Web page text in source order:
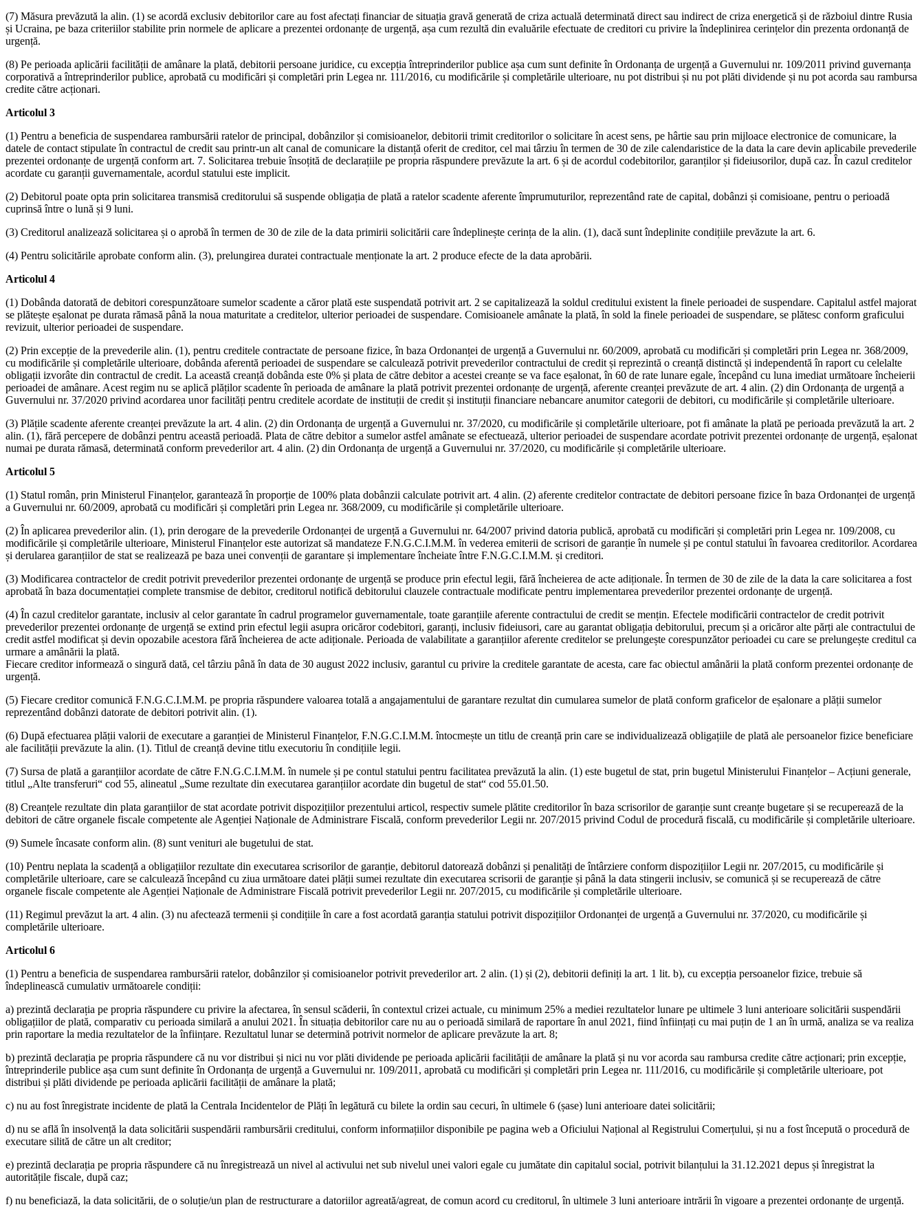
(7) Măsura prevăzută la alin. (1) se acordă exclusiv debitorilor care au fost afectați financiar de situația gravă generată de criza actuală determinată direct sau indirect de criza energetică și de războiul dintre Rusia
și Ucraina, pe baza criteriilor stabilite prin normele de aplicare a prezentei ordonanțe de urgență, așa cum rezultă din evaluările efectuate de creditori cu privire la îndeplinirea cerințelor din prezenta ordonanță de
urgență.
(8) Pe perioada aplicării facilității de amânare la plată, debitorii persoane juridice, cu excepția întreprinderilor publice așa cum sunt definite în Ordonanța de urgență a Guvernului nr. 109/2011 privind guvernanța
corporativă a întreprinderilor publice, aprobată cu modificări și completări prin Legea nr. 111/2016, cu modificările și completările ulterioare, nu pot distribui și nu pot plăti dividende și nu pot acorda sau rambursa
credite către acționari.
Articolul 3
(1) Pentru a beneficia de suspendarea rambursării ratelor de principal, dobânzilor și comisioanelor, debitorii trimit creditorilor o solicitare în acest sens, pe hârtie sau prin mijloace electronice de comunicare, la
datele de contact stipulate în contractul de credit sau printr-un alt canal de comunicare la distanță oferit de creditor, cel mai târziu în termen de 30 de zile calendaristice de la data la care devin aplicabile prevederile
prezentei ordonanțe de urgență conform art. 7. Solicitarea trebuie însoțită de declarațiile pe propria răspundere prevăzute la art. 6 și de acordul codebitorilor, garanților și fideiusorilor, după caz. În cazul creditelor
acordate cu garanții guvernamentale, acordul statului este implicit.
(2) Debitorul poate opta prin solicitarea transmisă creditorului să suspende obligația de plată a ratelor scadente aferente împrumuturilor, reprezentând rate de capital, dobânzi și comisioane, pentru o perioadă
cuprinsă între o lună și 9 luni.
(3) Creditorul analizează solicitarea și o aprobă în termen de 30 de zile de la data primirii solicitării care îndeplinește cerința de la alin. (1), dacă sunt îndeplinite condițiile prevăzute la art. 6.
(4) Pentru solicitările aprobate conform alin. (3), prelungirea duratei contractuale menționate la art. 2 produce efecte de la data aprobării.
Articolul 4
(1) Dobânda datorată de debitori corespunzătoare sumelor scadente a căror plată este suspendată potrivit art. 2 se capitalizează la soldul creditului existent la finele perioadei de suspendare. Capitalul astfel majorat
se plătește eșalonat pe durata rămasă până la noua maturitate a creditelor, ulterior perioadei de suspendare. Comisioanele amânate la plată, în sold la finele perioadei de suspendare, se plătesc conform graficului
revizuit, ulterior perioadei de suspendare.
(2) Prin excepție de la prevederile alin. (1), pentru creditele contractate de persoane fizice, în baza Ordonanței de urgență a Guvernului nr. 60/2009, aprobată cu modificări și completări prin Legea nr. 368/2009,
cu modificările și completările ulterioare, dobânda aferentă perioadei de suspendare se calculează potrivit prevederilor contractului de credit și reprezintă o creanță distinctă și independentă în raport cu celelalte
obligații izvorâte din contractul de credit. La această creanță dobânda este 0% și plata de către debitor a acestei creanțe se va face eșalonat, în 60 de rate lunare egale, începând cu luna imediat următoare încheierii
perioadei de amânare. Acest regim nu se aplică plăților scadente în perioada de amânare la plată potrivit prezentei ordonanțe de urgență, aferente creanței prevăzute de art. 4 alin. (2) din Ordonanța de urgență a
Guvernului nr. 37/2020 privind acordarea unor facilități pentru creditele acordate de instituții de credit și instituții financiare nebancare anumitor categorii de debitori, cu modificările și completările ulterioare.
(3) Plățile scadente aferente creanței prevăzute la art. 4 alin. (2) din Ordonanța de urgență a Guvernului nr. 37/2020, cu modificările și completările ulterioare, pot fi amânate la plată pe perioada prevăzută la art. 2
alin. (1), fără percepere de dobânzi pentru această perioadă. Plata de către debitor a sumelor astfel amânate se efectuează, ulterior perioadei de suspendare acordate potrivit prezentei ordonanțe de urgență, eșalonat
numai pe durata rămasă, determinată conform prevederilor art. 4 alin. (2) din Ordonanța de urgență a Guvernului nr. 37/2020, cu modificările și completările ulterioare.
Articolul 5
(1) Statul român, prin Ministerul Finanțelor, garantează în proporție de 100% plata dobânzii calculate potrivit art. 4 alin. (2) aferente creditelor contractate de debitori persoane fizice în baza Ordonanței de urgență
a Guvernului nr. 60/2009, aprobată cu modificări și completări prin Legea nr. 368/2009, cu modificările și completările ulterioare.
(2) În aplicarea prevederilor alin. (1), prin derogare de la prevederile Ordonanței de urgență a Guvernului nr. 64/2007 privind datoria publică, aprobată cu modificări și completări prin Legea nr. 109/2008, cu
modificările și completările ulterioare, Ministerul Finanțelor este autorizat să mandateze F.N.G.C.I.M.M. în vederea emiterii de scrisori de garanție în numele și pe contul statului în favoarea creditorilor. Acordarea
și derularea garanțiilor de stat se realizează pe baza unei convenții de garantare și implementare încheiate între F.N.G.C.I.M.M. și creditori.
(3) Modificarea contractelor de credit potrivit prevederilor prezentei ordonanțe de urgență se produce prin efectul legii, fără încheierea de acte adiționale. În termen de 30 de zile de la data la care solicitarea a fost
aprobată în baza documentației complete transmise de debitor, creditorul notifică debitorului clauzele contractuale modificate pentru implementarea prevederilor prezentei ordonanțe de urgență.
(4) În cazul creditelor garantate, inclusiv al celor garantate în cadrul programelor guvernamentale, toate garanțiile aferente contractului de credit se mențin. Efectele modificării contractelor de credit potrivit
prevederilor prezentei ordonanțe de urgență se extind prin efectul legii asupra oricăror codebitori, garanți, inclusiv fideiusori, care au garantat obligația debitorului, precum și a oricăror alte părți ale contractului de
credit astfel modificat și devin opozabile acestora fără încheierea de acte adiționale. Perioada de valabilitate a garanțiilor aferente creditelor se prelungește corespunzător perioadei cu care se prelungește creditul ca
urmare a amânării la plată.
Fiecare creditor informează o singură dată, cel târziu până în data de 30 august 2022 inclusiv, garantul cu privire la creditele garantate de acesta, care fac obiectul amânării la plată conform prezentei ordonanțe de
urgență.
(5) Fiecare creditor comunică F.N.G.C.I.M.M. pe propria răspundere valoarea totală a angajamentului de garantare rezultat din cumularea sumelor de plată conform graficelor de eșalonare a plății sumelor
reprezentând dobânzi datorate de debitori potrivit alin. (1).
(6) După efectuarea plății valorii de executare a garanției de Ministerul Finanțelor, F.N.G.C.I.M.M. întocmește un titlu de creanță prin care se individualizează obligațiile de plată ale persoanelor fizice beneficiare
ale facilității prevăzute la alin. (1). Titlul de creanță devine titlu executoriu în condițiile legii.
(7) Sursa de plată a garanțiilor acordate de către F.N.G.C.I.M.M. în numele și pe contul statului pentru facilitatea prevăzută la alin. (1) este bugetul de stat, prin bugetul Ministerului Finanțelor – Acțiuni generale,
titlul „Alte transferuri“ cod 55, alineatul „Sume rezultate din executarea garanțiilor acordate din bugetul de stat“ cod 55.01.50.
(8) Creanțele rezultate din plata garanțiilor de stat acordate potrivit dispozițiilor prezentului articol, respectiv sumele plătite creditorilor în baza scrisorilor de garanție sunt creanțe bugetare și se recuperează de la
debitori de către organele fiscale competente ale Agenției Naționale de Administrare Fiscală, conform prevederilor Legii nr. 207/2015 privind Codul de procedură fiscală, cu modificările și completările ulterioare.
(9) Sumele încasate conform alin. (8) sunt venituri ale bugetului de stat.
(10) Pentru neplata la scadență a obligațiilor rezultate din executarea scrisorilor de garanție, debitorul datorează dobânzi și penalități de întârziere conform dispozițiilor Legii nr. 207/2015, cu modificările și
completările ulterioare, care se calculează începând cu ziua următoare datei plății sumei rezultate din executarea scrisorii de garanție și până la data stingerii inclusiv, se comunică și se recuperează de către
organele fiscale competente ale Agenției Naționale de Administrare Fiscală potrivit prevederilor Legii nr. 207/2015, cu modificările și completările ulterioare.
(11) Regimul prevăzut la art. 4 alin. (3) nu afectează termenii și condițiile în care a fost acordată garanția statului potrivit dispozițiilor Ordonanței de urgență a Guvernului nr. 37/2020, cu modificările și
completările ulterioare.
Articolul 6
(1) Pentru a beneficia de suspendarea rambursării ratelor, dobânzilor și comisioanelor potrivit prevederilor art. 2 alin. (1) și (2), debitorii definiți la art. 1 lit. b), cu excepția persoanelor fizice, trebuie să
îndeplinească cumulativ următoarele condiții:
a) prezintă declarația pe propria răspundere cu privire la afectarea, în sensul scăderii, în contextul crizei actuale, cu minimum 25% a mediei rezultatelor lunare pe ultimele 3 luni anterioare solicitării suspendării
obligațiilor de plată, comparativ cu perioada similară a anului 2021. În situația debitorilor care nu au o perioadă similară de raportare în anul 2021, fiind înființați cu mai puțin de 1 an în urmă, analiza se va realiza
prin raportare la media rezultatelor de la înființare. Rezultatul lunar se determină potrivit normelor de aplicare prevăzute la art. 8;
b) prezintă declarația pe propria răspundere că nu vor distribui și nici nu vor plăti dividende pe perioada aplicării facilității de amânare la plată și nu vor acorda sau rambursa credite către acționari; prin excepție,
întreprinderile publice așa cum sunt definite în Ordonanța de urgență a Guvernului nr. 109/2011, aprobată cu modificări și completări prin Legea nr. 111/2016, cu modificările și completările ulterioare, pot
distribui și plăti dividende pe perioada aplicării facilității de amânare la plată;
c) nu au fost înregistrate incidente de plată la Centrala Incidentelor de Plăți în legătură cu bilete la ordin sau cecuri, în ultimele 6 (șase) luni anterioare datei solicitării;
d) nu se află în insolvență la data solicitării suspendării rambursării creditului, conform informațiilor disponibile pe pagina web a Oficiului Național al Registrului Comerțului, și nu a fost începută o procedură de
executare silită de către un alt creditor;
e) prezintă declarația pe propria răspundere că nu înregistrează un nivel al activului net sub nivelul unei valori egale cu jumătate din capitalul social, potrivit bilanțului la 31.12.2021 depus și înregistrat la
autoritățile fiscale, după caz;
f) nu beneficiază, la data solicitării, de o soluție/un plan de restructurare a datoriilor agreată/agreat, de comun acord cu creditorul, în ultimele 3 luni anterioare intrării în vigoare a prezentei ordonanțe de urgență.